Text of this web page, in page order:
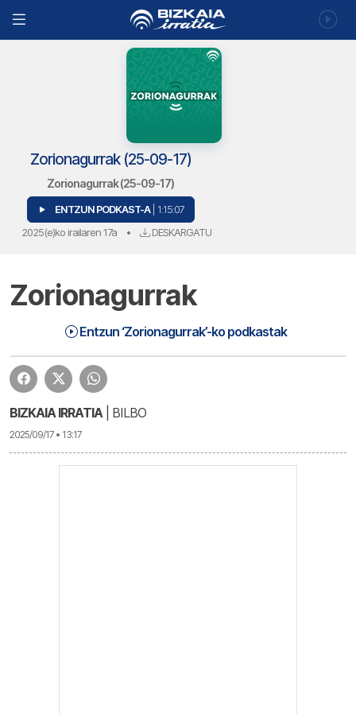
Zorionagurrak (25-09-17)
Zorionagurrak (25-09-17)
ENTZUN PODKAST-A | 1:15:07
2025(e)ko irailaren 17a • DESKARGATU
Zorionagurrak
Entzun ‘Zorionagurrak’-ko podkastak
1:15:07 Zorionagurrak (25-09-17) | Zorionagurrak
BIZKAIA IRRATIA| BILBO
2025/09/17 • 13:17